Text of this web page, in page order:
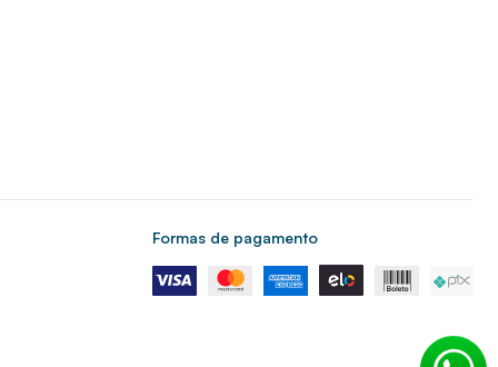
Formas de pagamento